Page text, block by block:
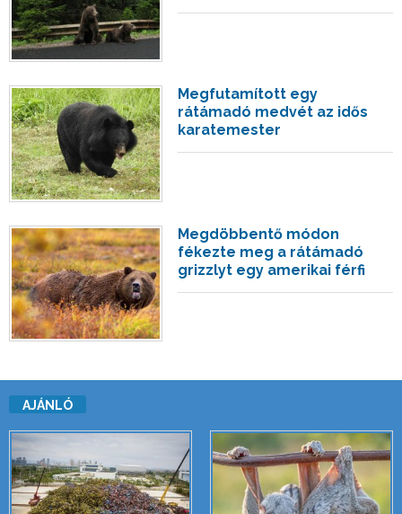
Megfutamított egy
rátámadó medvét az idős
karatemester
Megdöbbentő módon
fékezte meg a rátámadó
grizzlyt egy amerikai férfi
AJÁNLÓ